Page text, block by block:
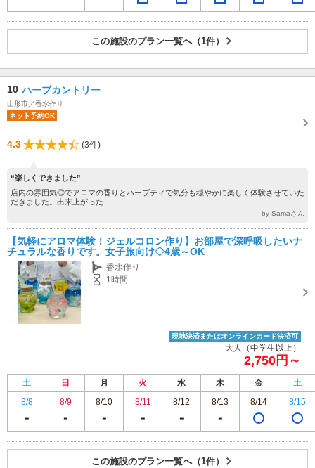
この施設のプラン一覧へ（1件）
10 ハーブカントリー
山形市／香水作り
ネット予約OK
4.3 (3件)
“楽しくできました”
店内の雰囲気◎でアロマの香りとハーブティで気分も穏やかに楽しく体験させていた
だきました。出来上がった...
by Samaさん
【気軽にアロマ体験！ジェルコロン作り】お部屋で深呼吸したいナ
チュラルな香りです。女子旅向け◇4歳～OK
香水作り
1時間
現地決済またはオンラインカード決済可
大人（中学生以上）
2,750円～
土 日 月 火 水 木 金
土
8/8
8/9 8/10 8/11 8/12 8/13 8/14 8/15
この施設のプラン一覧へ（1件）